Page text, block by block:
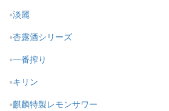
淡麗
杏露酒シリーズ
一番搾り
キリン
麒麟特製レモンサワー